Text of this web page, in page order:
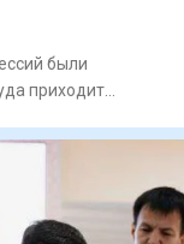
были
приходит